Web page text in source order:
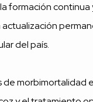
formación
del país.
morbimortalidad